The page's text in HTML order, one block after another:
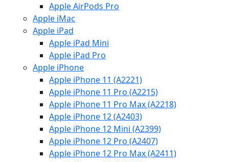
Apple AirPods Pro
Apple iMac
Apple iPad
Apple iPad Mini
Apple iPad Pro
Apple iPhone
Apple iPhone 11 (A2221)
Apple iPhone 11 Pro (A2215)
Apple iPhone 11 Pro Max (A2218)
Apple iPhone 12 (A2403)
Apple iPhone 12 Mini (A2399)
Apple iPhone 12 Pro (A2407)
Apple iPhone 12 Pro Max (A2411)